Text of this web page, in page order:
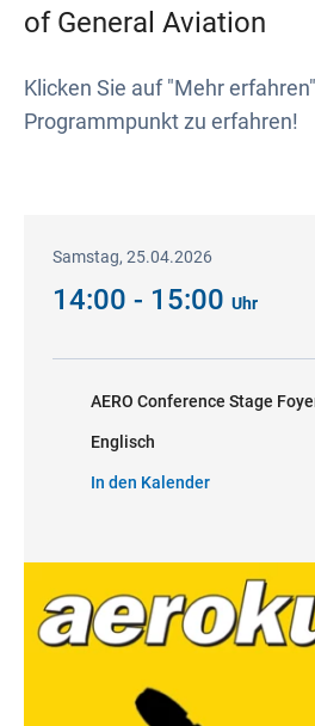
of General Aviation
Klicken Sie auf "Mehr
Programmpunkt zu erfahren!
Samstag, 25.04.2026
14:00 - 15:00 Uhr
AERO Conference Stage
Englisch
In den Kalender